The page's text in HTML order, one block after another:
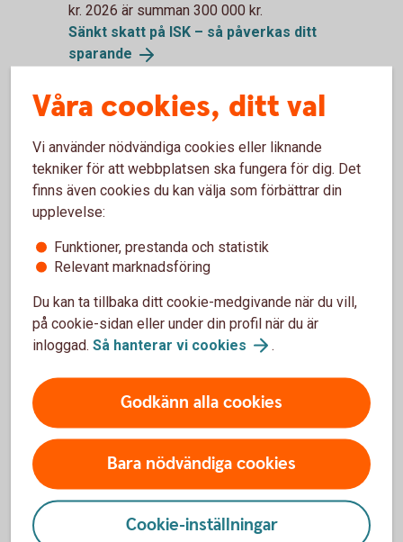
kr. 2026 är summan 300 000 kr.
Sänkt skatt på ISK – så påverkas ditt
sparande
Pensionssparande och livet
som pensionär
Tjänstepension
Säkerställ att du har koll på din
tjänstepension och komplettera med eget
sparande om det behövs. Om du vill ändra
vem som förvaltar din tjänstepension
går nästa års avsättningar till samma
förvaltare som i år.
Vill du få en bättre koll över din totala
pension? Samla din tjänstepension hos
oss.
Avdragsrätt för individuellt
pensionssparande (IPS)
Våra cookies, ditt val
Vi använder nödvändiga cookies eller liknande
tekniker för att webbplatsen ska fungera för dig. Det
finns även cookies du kan välja som förbättrar din
upplevelse:
Funktioner, prestanda och statistik
Relevant marknadsföring
Du kan ta tillbaka ditt cookie-medgivande när du vill,
på cookie-sidan eller under din profil när du är
inloggad. Så hanterar vi cookies .
Godkänn alla cookies
Bara nödvändiga cookies
Cookie-inställningar